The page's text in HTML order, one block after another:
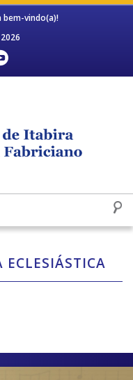
bem-vindo(a)!